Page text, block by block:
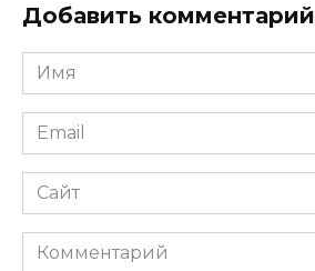
Добавить комментарий
Имя
*
Email
*
Сайт
Комментарий